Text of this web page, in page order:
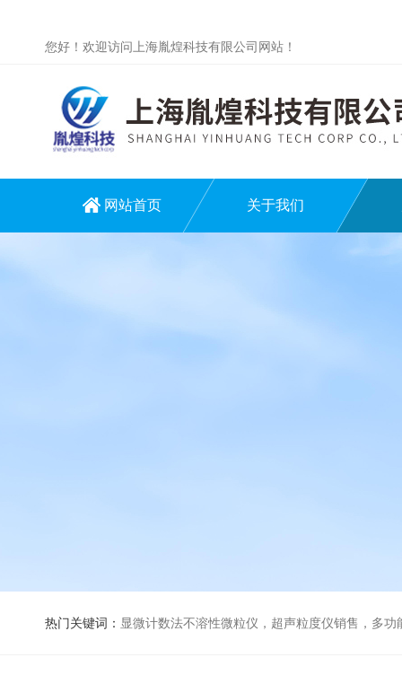
您好！欢迎访问上海胤煌科技有限公司网站！
网站首页 关于我们
热门关键词： 显微计数法不溶性微粒仪，超声粒度仪销售，多功能超声粒度分析仪，粒度及